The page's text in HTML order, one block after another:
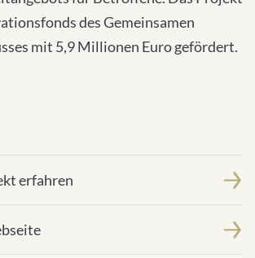
des Gemeinsamen
mit 5,9 Millionen Euro gefördert.
erfahren